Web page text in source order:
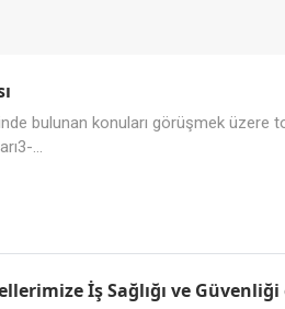
bulunan konuları görüşmek
...
İş Sağlığı ve